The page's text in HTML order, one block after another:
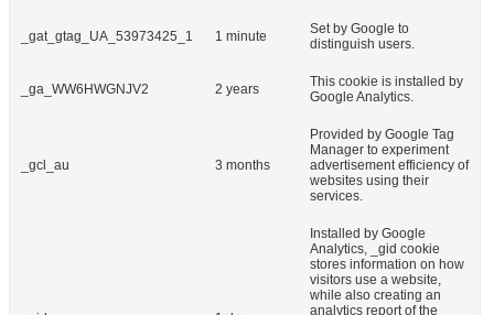
_gat_gtag_UA_53973425_1 1 minute
Set by Google to
distinguish users.
_ga_WW6HWGNJV2 2 years
This cookie is installed by
Google Analytics.
_gcl_au 3 months
Provided by Google Tag
Manager to experiment
advertisement efficiency of
websites using their
services.
Installed by Google
Analytics, _gid cookie
stores information on how
visitors use a website,
while also creating an
analytics report of the